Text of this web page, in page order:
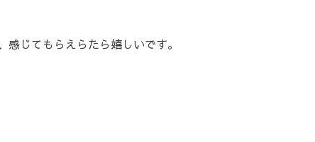
じてもらえらたら嬉しいです。